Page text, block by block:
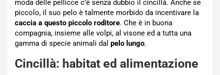
moda delle pellicce c’è senza dubbio il cincillà. Anche se
piccolo, il suo pelo è talmente morbido da incentivare la
caccia a questo piccolo roditore. Che è in buona
compagnia, insieme alle volpi, al visone ed a tutta una
gamma di specie animali dal pelo lungo.
Cincillà: habitat ed alimentazione